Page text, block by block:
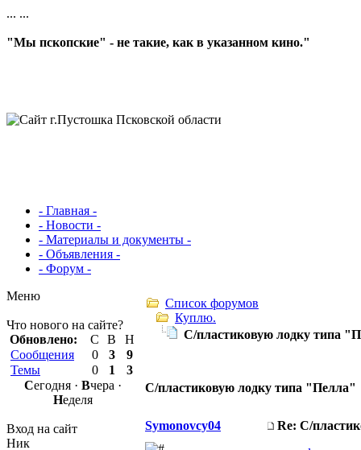
... ...
"Мы пскопские" - не такие, как в указанном кино."
- Главная -
- Новости -
- Материалы и документы -
- Объявления -
- Форум -
Меню
Что нового на сайте?
Обновлено:
С В
Н
Сообщения
0 3
9
Темы
0 1
3
Сегодня · Вчера ·
Неделя
Вход на сайт
Ник
Список форумов
Куплю.
С/пластиковую лодку типа
С/пластиковую лодку типа "Пелла"
Symonovcy04 Re: С/